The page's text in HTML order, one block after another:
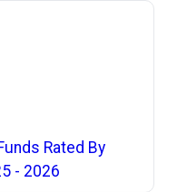
Rated By
- 2026